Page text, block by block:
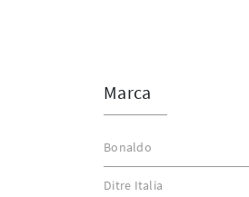
Marca
Bonaldo
Ditre Italia